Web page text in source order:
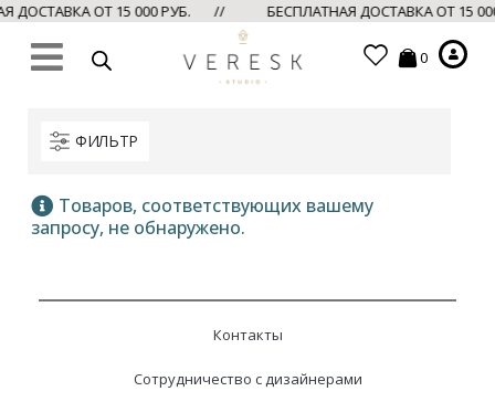
ДОСТАВКА ОТ 15 000 РУБ. // БЕСПЛАТНАЯ ДОСТАВКА ОТ 15
0
ФИЛЬТР
Товаров, соответствующих вашему
запросу, не обнаружено.
Контакты
Сотрудничество с дизайнерами